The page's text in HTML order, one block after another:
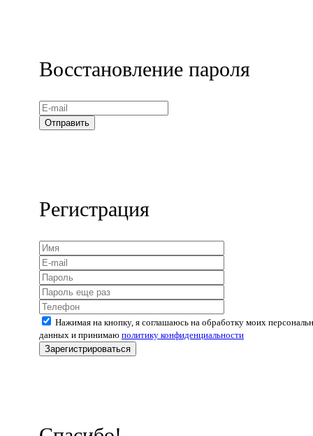
Восстановление пароля
Отправить
Регистрация
Нажимая на кнопку, я соглашаюсь на обработку моих
данных и принимаю политику конфиденциальности
Зарегистрироваться